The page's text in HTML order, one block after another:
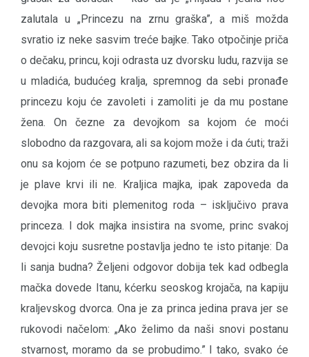
zalutala u „Princezu na zrnu graška”, a miš možda
svratio iz neke sasvim treće bajke. Tako otpočinje priča
o dečaku, princu, koji odrasta uz dvorsku ludu, razvija se
u mladića, budućeg kralja, spremnog da sebi pronađe
princezu koju će zavoleti i zamoliti je da mu postane
žena. On čezne za devojkom sa kojom će moći
slobodno da razgovara, ali sa kojom može i da ćuti; traži
onu sa kojom će se potpuno razumeti, bez obzira da li
je plave krvi ili ne. Kraljica majka, ipak zapoveda da
devojka mora biti plemenitog roda – isključivo prava
princeza. I dok majka insistira na svome, princ svakoj
devojci koju susretne postavlja jedno te isto pitanje: Da
li sanja budna? Željeni odgovor dobija tek kad odbegla
mačka dovede Itanu, kćerku seoskog krojača, na kapiju
kraljevskog dvorca. Ona je za princa jedina prava jer se
rukovodi načelom: „Ako želimo da naši snovi postanu
stvarnost, moramo da se probudimo.” I tako, svako će